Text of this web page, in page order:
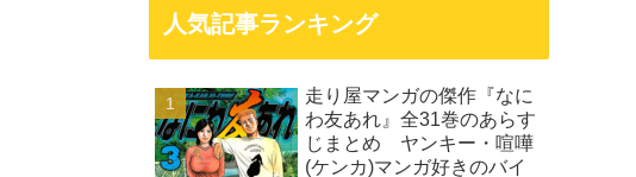
人気記事ランキング
走り屋マンガの傑作『なに
わ友あれ』全31巻のあらす
じまとめ ヤンキー・喧嘩
(ケンカ)マンガ好きのバイ